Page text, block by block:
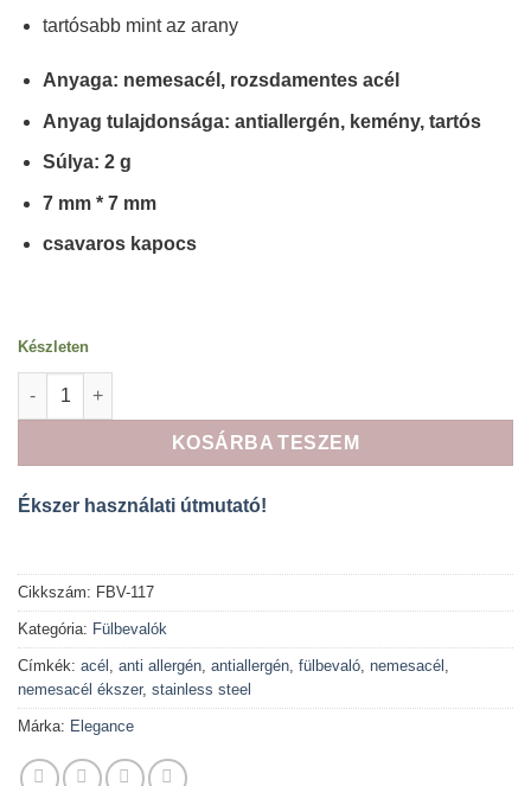
tartósabb mint az arany
Anyaga: nemesacél, rozsdamentes acél
Anyag tulajdonsága: antiallergén, kemény, tartós
Súlya: 2 g
7 mm * 7 mm
csavaros kapocs
Készleten
Elegance háromszög alakú nemesacél fülbevaló ezüst
KOSÁRBA TESZEM
Ékszer használati útmutató!
Cikkszám: FBV-117
Kategória: Fülbevalók
Címkék: acél anti allergén antiallergén fülbevaló nemesacél
nemesacél ékszer, stainless steel
Márka: Elegance